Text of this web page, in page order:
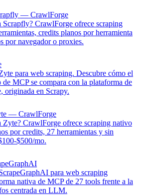
— CrawlForge
Scrapfly? CrawlForge ofrece scraping
credits planos por herramienta
por navegador o proxies.
para web scraping. Descubre cómo el
MCP se compara con la plataforma de
originada en Scrapy.
— CrawlForge
Zyte? CrawlForge ofrece scraping nativo
por credits, 27 herramientas y sin
$500/mo.
para web scraping
nativa de MCP de 27 tools frente a la
centrada en LLM.